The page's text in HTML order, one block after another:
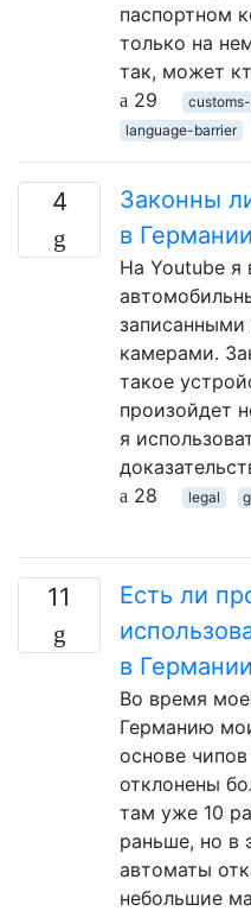
паспортном
только на
так, может
29
language-barrier
4
Законны
в
На Youtube я
камерами.
такое
произойдет
я
28
legal
11
Есть ли
в
Во время
Германию
основе
отклонены
там уже 10
раньше, но в
автоматы
небольшие